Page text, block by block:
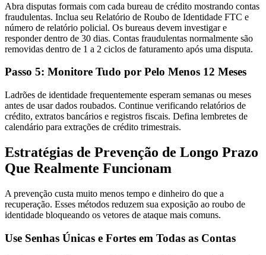
Abra disputas formais com cada bureau de crédito mostrando contas
fraudulentas. Inclua seu Relatório de Roubo de Identidade FTC e
número de relatório policial. Os bureaus devem investigar e
responder dentro de 30 dias. Contas fraudulentas normalmente são
removidas dentro de 1 a 2 ciclos de faturamento após uma disputa.
Passo 5: Monitore Tudo por Pelo Menos 12 Meses
Ladrões de identidade frequentemente esperam semanas ou meses
antes de usar dados roubados. Continue verificando relatórios de
crédito, extratos bancários e registros fiscais. Defina lembretes de
calendário para extrações de crédito trimestrais.
Estratégias de Prevenção de Longo Prazo
Que Realmente Funcionam
A prevenção custa muito menos tempo e dinheiro do que a
recuperação. Esses métodos reduzem sua exposição ao roubo de
identidade bloqueando os vetores de ataque mais comuns.
Use Senhas Únicas e Fortes em Todas as Contas